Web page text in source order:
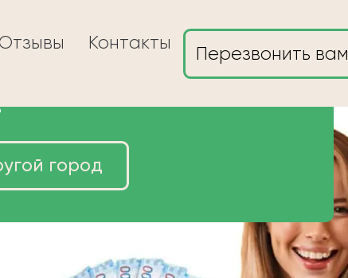
Контакты Перезвонить вам
очень
город